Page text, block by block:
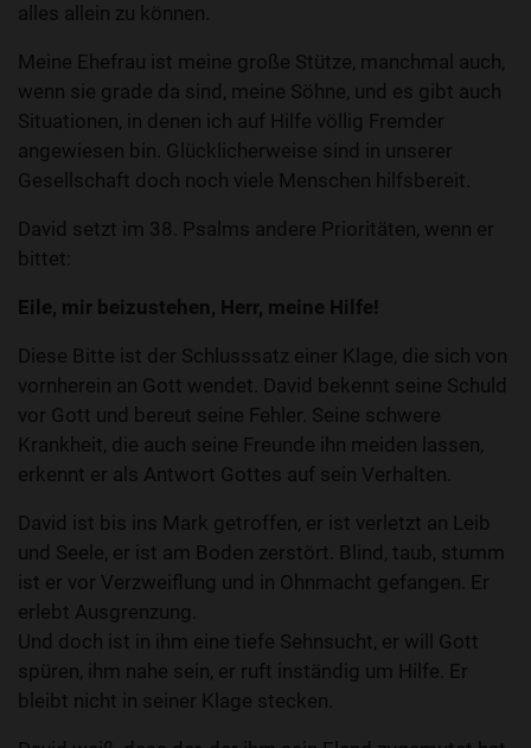
alles allein zu können.
Meine Ehefrau ist meine große Stütze, manchmal auch,
wenn sie grade da sind, meine Söhne, und es gibt auch
Situationen, in denen ich auf Hilfe völlig Fremder
angewiesen bin. Glücklicherweise sind in unserer
Gesellschaft doch noch viele Menschen hilfsbereit.
David setzt im 38. Psalms andere Prioritäten, wenn er
bittet:
Eile, mir beizustehen, Herr, meine Hilfe!
Diese Bitte ist der Schlusssatz einer Klage, die sich von
vornherein an Gott wendet. David bekennt seine Schuld
vor Gott und bereut seine Fehler. Seine schwere
Krankheit, die auch seine Freunde ihn meiden lassen,
erkennt er als Antwort Gottes auf sein Verhalten.
David ist bis ins Mark getroffen, er ist verletzt an Leib
und Seele, er ist am Boden zerstört. Blind, taub, stumm
ist er vor Verzweiflung und in Ohnmacht gefangen. Er
erlebt Ausgrenzung.
Und doch ist in ihm eine tiefe Sehnsucht, er will Gott
spüren, ihm nahe sein, er ruft inständig um Hilfe. Er
bleibt nicht in seiner Klage stecken.